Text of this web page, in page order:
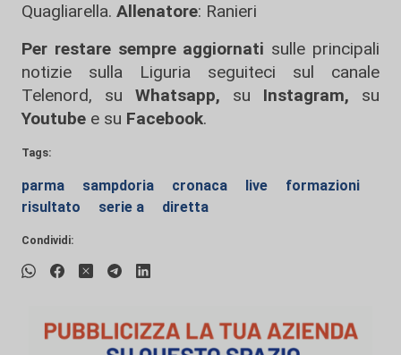
Quagliarella. Allenatore: Ranieri
Per restare sempre aggiornati sulle principali
notizie sulla Liguria seguiteci sul canale
Telenord, su
Whatsapp, su Instagram, su
Youtube e su Facebook.
Tags:
parma sampdoria cronaca live
formazioni
risultato
serie a diretta
Condividi: